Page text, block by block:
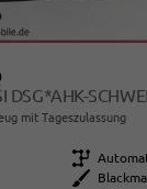
mit Tageszulassung
Getriebe
Außenfarbe